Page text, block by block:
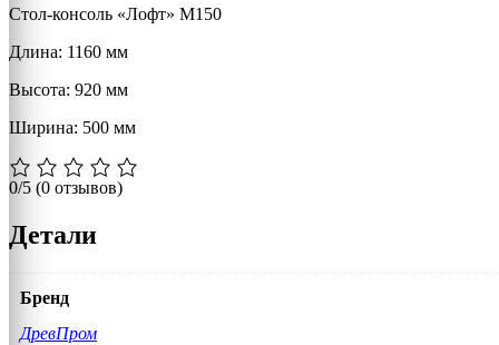
Стол-консоль «Лофт» М150
Длина: 1160 мм
Высота: 920 мм
Ширина: 500 мм
0/5 (0 отзывов)
Детали
Бренд
ДревПром